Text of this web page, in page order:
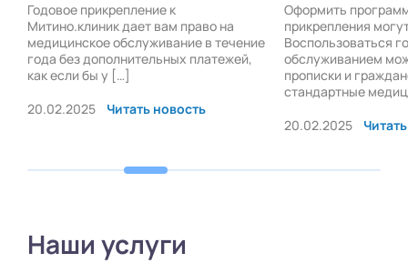
Годовое прикрепление к
Митино.клиник дает вам право на
медицинское обслуживание в течение
года без дополнительных платежей,
как если бы у […]
20.02.2025
Читать новость
Оформить
прикрепления
Воспользоваться
обслуживанием
прописки и
стандартные
20.02.2025
Читать
Наши услуги